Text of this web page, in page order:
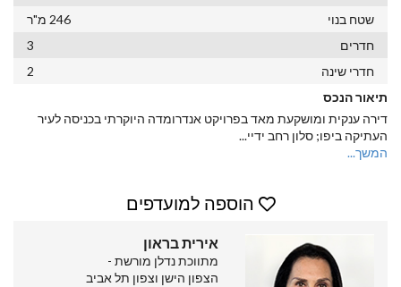
שטח בנוי
246 מ"ר
חדרים
3
חדרי שינה
2
תיאור הנכס
דירה ענקית ומושקעת מאד בפרויקט אנדרומדה היוקרתי בכניסה לעיר
העתיקה ביפו; סלון רחב ידיי...
המשך...
הוספה למועדפים
אירית בראון
מתווכת נדלן מורשת -
הצפון הישן וצפון תל אביב